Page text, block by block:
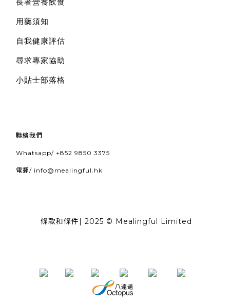
用藥須知
自我健康評估
尋求專家協助
小貼士部落格
聯絡我們
Whatsapp/ +852 9850 3375
電郵/ info@mealingful.hk
條款和條件| 2025 © Mealingful Limited